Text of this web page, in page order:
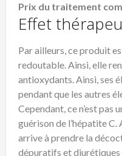
Prix du traitement
Effet
Par ailleurs, ce produit
redoutable. Ainsi, elle
antioxydants. Ainsi, ses
pendant que les autres
Cependant, ce n’est pas
guérison de l’hépatite
arrive à prendre la
dépuratifs et diurétiques